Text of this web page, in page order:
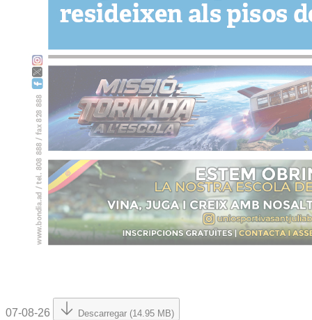
07-08-26 Descarregar (14.95 MB)